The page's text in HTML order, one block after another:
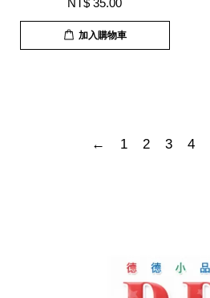
NT$ 35.00
加入購物車
← 1 2 3 4